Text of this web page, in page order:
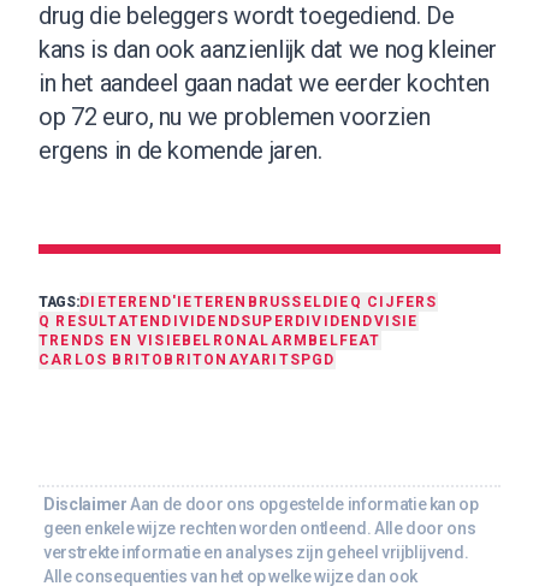
drug die beleggers wordt toegediend. De
kans is dan ook aanzienlijk dat we nog kleiner
in het aandeel gaan nadat we eerder kochten
op 72 euro, nu we problemen voorzien
ergens in de komende jaren.
TAGS:DIETEREN D'IETEREN BRUSSEL DIE Q CIJFERS
Q RESULTATEN DIVIDENDSUPERDIVIDENDVISIE
TRENDS EN VISIE BELRONALARMBEL FEAT
CARLOS BRITO BRITO NAYARITSPGD
DisclaimerAan de door ons opgestelde informatie kan op
geen enkele wijze rechten worden ontleend. Alle door ons
verstrekte informatie en analyses zijn geheel vrijblijvend.
Alle consequenties van het op welke wijze dan ook